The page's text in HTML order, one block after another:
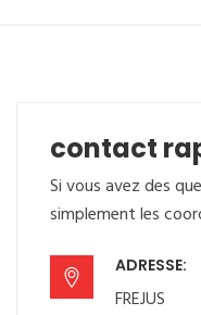
contact
Si vous avez des
simplement les
ADRESSE:
FREJUS